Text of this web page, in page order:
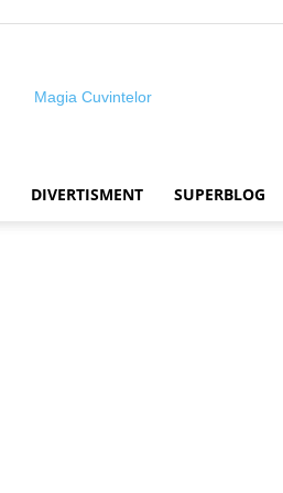
DIVERTISMENT SUPERBLOG